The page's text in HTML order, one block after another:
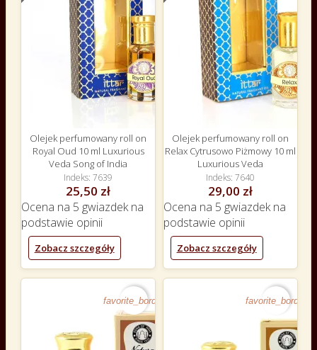
Olejek perfumowany roll on
Royal Oud 10 ml Luxurious
Veda Song of India
Indeks 7639
25,50 zł
Ocena na 5 gwiazdek na
podstawie opinii
Zobacz szczegóły
Olejek perfumowany roll on
Relax Cytrusowo Piżmowy 10 ml
Luxurious Veda
Indeks 7640
29,00 zł
Ocena na 5 gwiazdek na
podstawie opinii
Zobacz szczegóły
favorite_border favorite_border